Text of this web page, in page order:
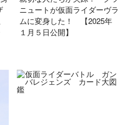
ニュートが仮面ライダーヴラ
ムに変身した！ 【2025年
１月５日公開】